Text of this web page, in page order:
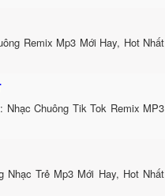
Remix Mp3 Mới Hay, Hot Nhất
Nhạc Chuông Tik Tok Remix MP3
Nhạc Trẻ Mp3 Mới Hay, Hot Nhất